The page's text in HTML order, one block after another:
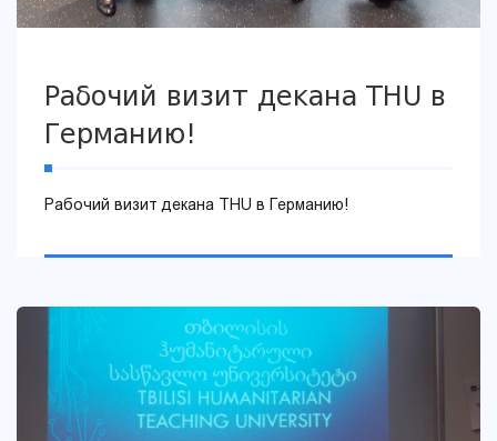
Рабочий визит декана THU в
Германию!
Рабочий визит декана THU в Германию!